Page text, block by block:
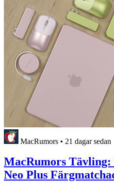
MacRumors • 21 dagar sedan
MacRumors
Neo Plus